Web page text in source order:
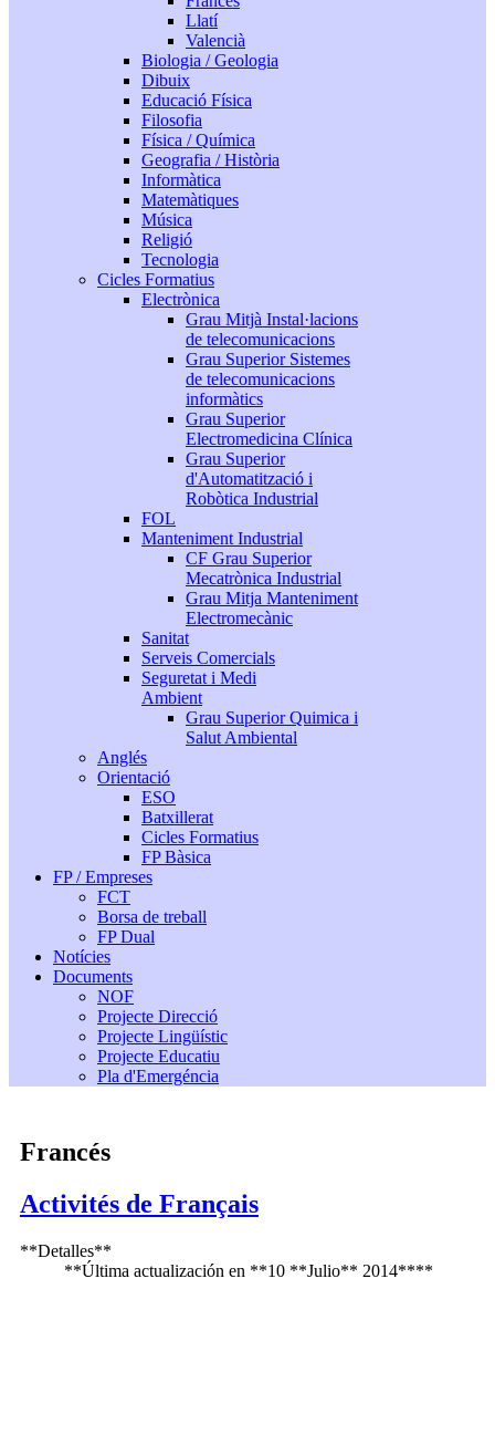
Llatí
Valencià
Biologia / Geologia
Dibuix
Educació Física
Filosofia
Física / Química
Geografia / Història
Informàtica
Matemàtiques
Música
Religió
Tecnologia
Cicles Formatius
Electrònica
Grau Mitjà Instal·lacions
de telecomunicacions
Grau Superior Sistemes
de telecomunicacions
informàtics
Grau Superior
Electromedicina Clínica
Grau Superior
d'Automatització i
Robòtica Industrial
FOL
Manteniment Industrial
CF Grau Superior
Mecatrònica Industrial
Grau Mitja Manteniment
Electromecànic
Sanitat
Serveis Comercials
Seguretat i Medi
Ambient
Grau Superior Quimica i
Salut Ambiental
Anglés
Orientació
ESO
Batxillerat
Cicles Formatius
FP Bàsica
FP / Empreses
FCT
Borsa de treball
FP Dual
Notícies
Documents
NOF
Projecte Direcció
Projecte Lingüístic
Projecte Educatiu
Pla d'Emergéncia
Francés
Activités de Français
**Detalles**
**Última actualización en **10 **Julio** 2014****